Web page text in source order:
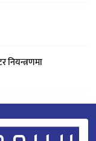
नियन्त्रणमा